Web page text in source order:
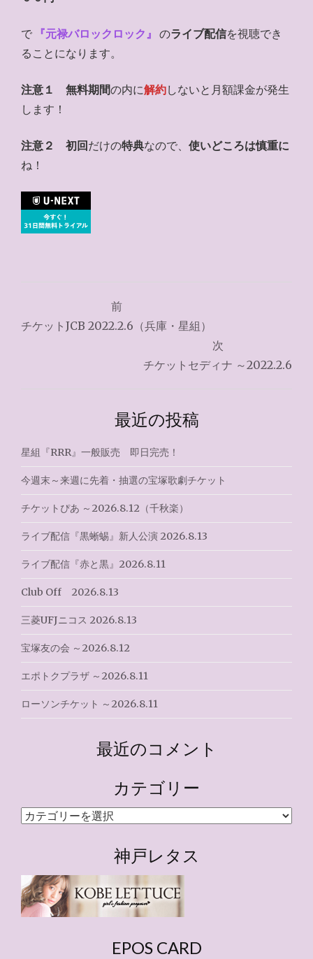
で 『元禄バロックロック』 のライブ配信を視聴でき
ることになります。
注意１ 無料期間の内に解約しないと月額課金が発生
します！
注意２ 初回 だけの特典なので、 使いどころは慎重に
ね！
稿
シ
ョ
ン
前
チケットJCB 2022.2.6（兵庫・星組）
次
チケットセディナ ～2022.2.6
最近の投稿
星組『RRR』一般販売 即日完売！
今週末～来週に先着・抽選の宝塚歌劇チケット
チケットぴあ ～2026.8.12（千秋楽）
ライブ配信『黒蜥蜴』新人公演 2026.8.13
ライブ配信『赤と黒』2026.8.11
Club Off 2026.8.13
三菱UFJニコス 2026.8.13
宝塚友の会 ～2026.8.12
エポトクプラザ ～2026.8.11
ローソンチケット ～2026.8.11
最近のコメント
カテゴリー
カ
ー
神戸レタス
EPOS CARD